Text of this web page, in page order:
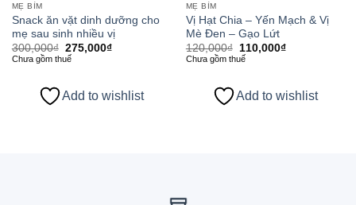
MẸ BỈM
Snack ăn vặt dinh dưỡng cho
mẹ sau sinh nhiều vị
300,000₫ Giá
gốc
275,000₫Giá
275,000₫.
Chưa gồm thuế
Add to wishlist
MẸ BỈM
Vị Hạt Chia – Yến Mạch & Vị
Mè Đen – Gạo Lứt
120,000₫
Giá
gốc
110,000₫Giá
110,000₫.
Chưa gồm thuế
Add to wishlist